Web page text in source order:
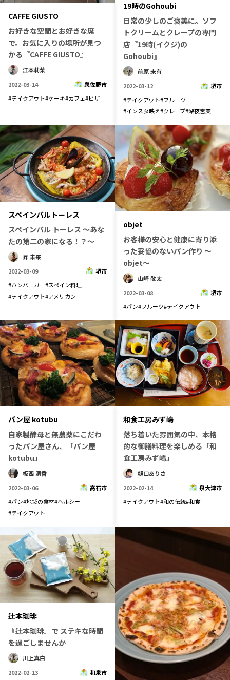
CAFFE GIUSTO
お好きな空間とお好きな席
で。お気に入りの場所が見つ
かる『CAFFE GIUSTO』
江本莉菜
2022-03-14
泉佐野市
#テイクアウト#ケーキ#カフェ#ピザ
19時のGohoubi
日常の少しのご褒美に。ソフ
トクリームとクレープの専門
店『19時(イクジ)の
Gohoubi』
前原 未有
2022-03-12
堺市
#テイクアウト#フルーツ
#インスタ映え#クレープ#深夜営業
スペインバルトーレス
スペインバル トーレス 〜あな
たの第二の家になる！？〜
昇 未来
2022-03-09
堺市
#ハンバーガー#スペイン料理
#テイクアウト#アメリカン
objet
お客様の安心と健康に寄り添
った妥協のないパン作り ～
objet～
山﨑 敬太
2022-03-08
堺市
#パン#フルーツ#テイクアウト
パン屋 kotubu
自家製酵母と無農薬にこだわ
ったパン屋さん、「パン屋
kotubu」
板西 清香
2022-03-06
高石市
#パン#地域の食材#ヘルシー
#テイクアウト
和食工房みず嶋
落ち着いた雰囲気の中、本格
的な御膳料理を楽しめる「和
食工房みず嶋」
樋口ありさ
2022-02-14
泉大津市
#テイクアウト#和の伝統#和食
辻本珈琲
『辻本珈琲』で ステキな時間
を過ごしませんか
川上真白
2022-02-13
和泉市